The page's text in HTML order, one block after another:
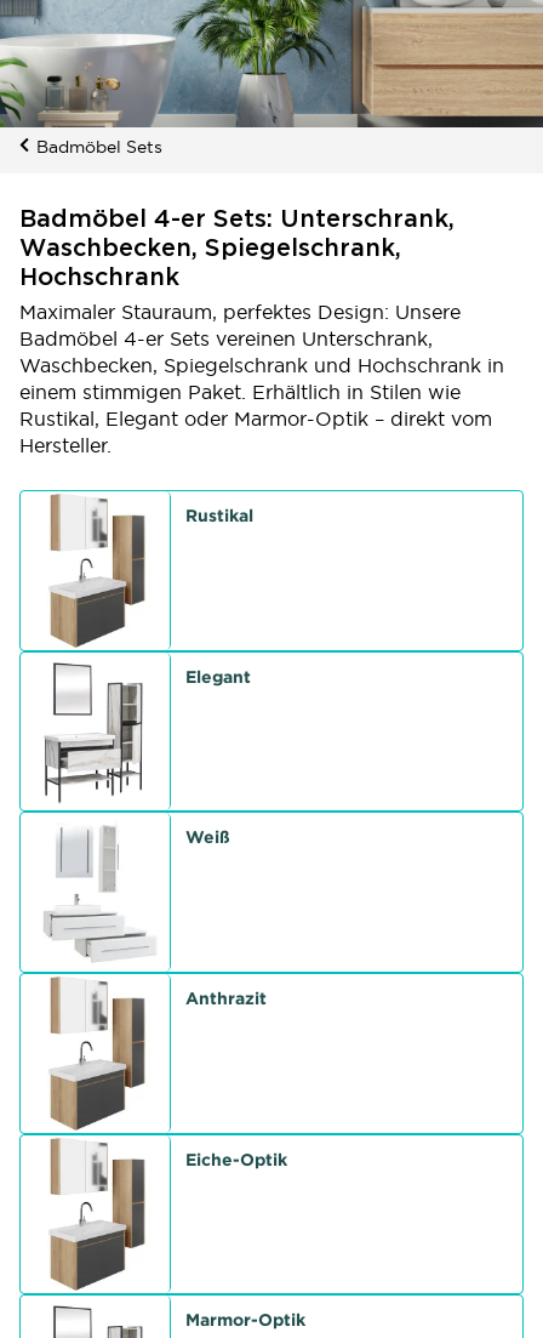
Badmöbel Sets
Badmöbel 4-er Sets: Unterschrank,
Waschbecken, Spiegelschrank,
Hochschrank
Maximaler Stauraum, perfektes Design: Unsere
Badmöbel 4-er Sets vereinen Unterschrank,
Waschbecken, Spiegelschrank und Hochschrank in
einem stimmigen Paket. Erhältlich in Stilen wie
Rustikal, Elegant oder Marmor-Optik – direkt vom
Hersteller.
Rustikal
Elegant
Weiß
Anthrazit
Eiche-Optik
Marmor-Optik